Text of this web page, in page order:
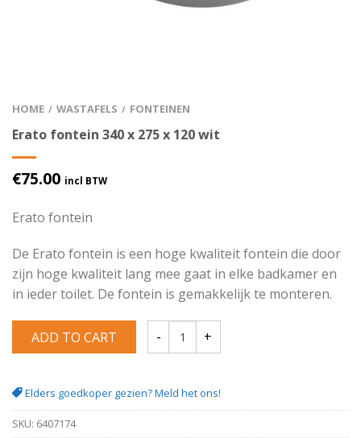
HOME / WASTAFELS / FONTEINEN
Erato fontein 340 x 275 x 120 wit
€75.00 incl BTW
Erato fontein
De Erato fontein is een hoge kwaliteit fontein die door
zijn hoge kwaliteit lang mee gaat in elke badkamer en
in ieder toilet. De fontein is gemakkelijk te monteren.
ADD TO CART
Elders goedkoper gezien? Meld het ons!
SKU: 6407174